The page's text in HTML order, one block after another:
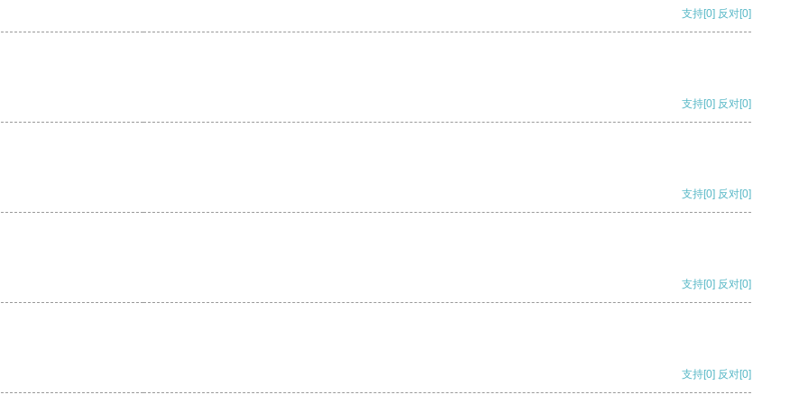
支持[0] 反对[0]
支持[0] 反对[0]
支持[0] 反对[0]
支持[0] 反对[0]
支持[0] 反对[0]